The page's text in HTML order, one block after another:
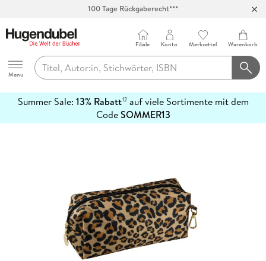
100 Tage Rückgaberecht***
Hugendubel
Menu
Filiale Konto Merkzettel Warenkorb
Summer Sale: 13% Rabatt12auf viele Sortimente mit dem
CodeSOMMER13
erfahren